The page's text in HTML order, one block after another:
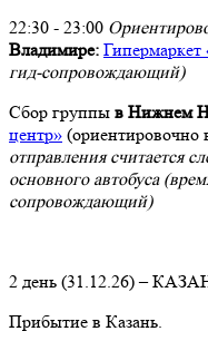
22:30 - 23:00
Владимире: Гипермаркет
гид-сопровождающий)
Сбор группы в Нижнем
центр» (ориентировочно
отправления считается
основного автобуса
сопровождающий)
2 день (31.12.26) –
Прибытие в Казань.